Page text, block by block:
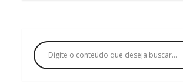
a
ç